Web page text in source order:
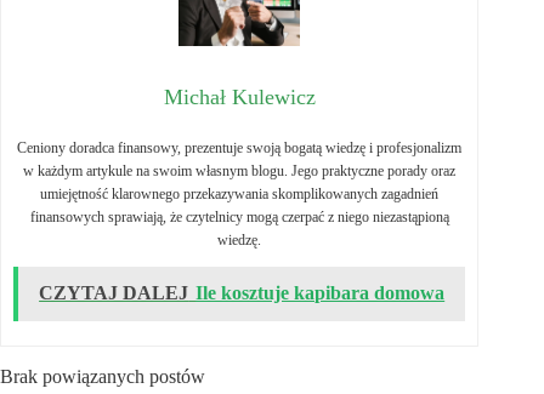
Michał Kulewicz
Ceniony doradca finansowy, prezentuje swoją bogatą wiedzę i profesjonalizm
w każdym artykule na swoim własnym blogu. Jego praktyczne porady oraz
umiejętność klarownego przekazywania skomplikowanych zagadnień
finansowych sprawiają, że czytelnicy mogą czerpać z niego niezastąpioną
wiedzę.
CZYTAJ DALEJ Ile kosztuje kapibara domowa
Brak powiązanych postów